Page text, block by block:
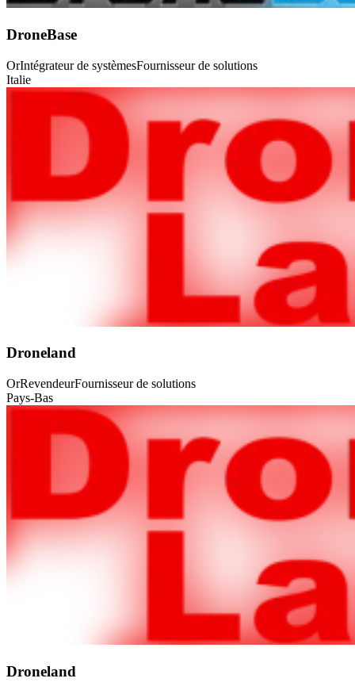
DroneBase
OrIntégrateur de systèmesFournisseur de solutions
Italie
Droneland
OrRevendeurFournisseur de solutions
Pays-Bas
Droneland